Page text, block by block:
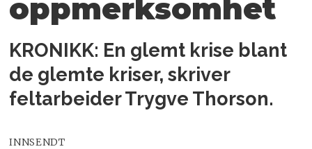
oppmerksomhet
KRONIKK: En glemt krise blant
de glemte kriser, skriver
feltarbeider Trygve Thorson.
INNSENDT